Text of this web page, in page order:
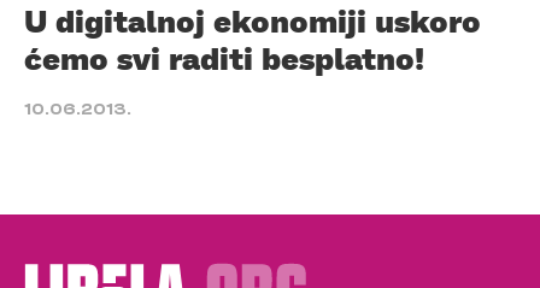
U digitalnoj ekonomiji uskoro
ćemo svi raditi besplatno!
10.06.2013.